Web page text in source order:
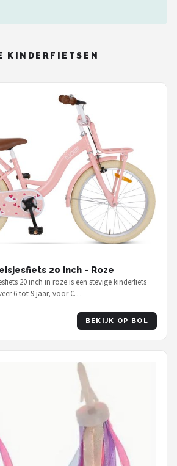
KINDERFIETSEN
20 inch - Roze
20 inch in roze is een stevige kinderfiets
6 tot 9 jaar, voor €…
BEKIJK OP BOL